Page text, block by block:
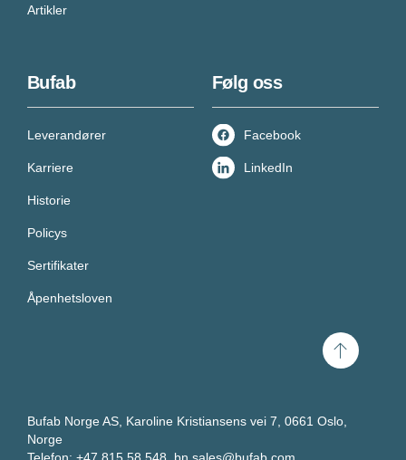
Artikler
Bufab
Leverandører
Karriere
Historie
Policys
Sertifikater
Åpenhetsloven
Følg oss
Facebook
LinkedIn
Scroll
Bufab Norge AS, Karoline Kristiansens vei 7, 0661 Oslo,
Norge
Telefon: +47 815 58 548, bn.sales@bufab.com